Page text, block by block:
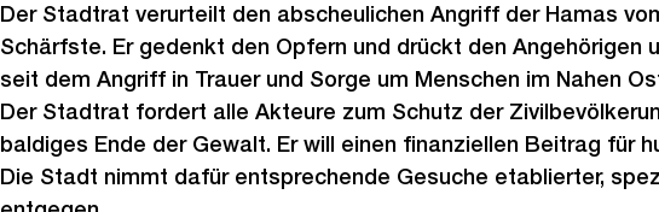
Der Stadtrat verurteilt den abscheulichen Angriff der Hamas
Schärfste. Er gedenkt den Opfern und drückt den Angehörigen
seit dem Angriff in Trauer und Sorge um Menschen im Nahen
Der Stadtrat fordert alle Akteure zum Schutz der
baldiges Ende der Gewalt. Er will einen finanziellen Beitrag für
Die Stadt nimmt dafür entsprechende Gesuche etablierter,